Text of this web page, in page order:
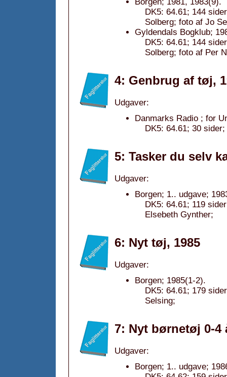
DK5: 64.61; 144
Solberg; foto af Jo
Gyldendals Bogklub;
DK5: 64.61; 144
Solberg; foto af Per
4: Genbrug af tøj,
Udgaver:
Danmarks Radio ; for
DK5: 64.61; 30 sider;
5: Tasker du selv
Udgaver:
Borgen; 1.. udgave;
DK5: 64.61; 119
Elsebeth Gynther;
6: Nyt tøj, 1985
Udgaver:
Borgen; 1985(1-2).
DK5: 64.61; 179
Selsing;
7: Nyt børnetøj 0-4
Udgaver:
Borgen; 1.. udgave;